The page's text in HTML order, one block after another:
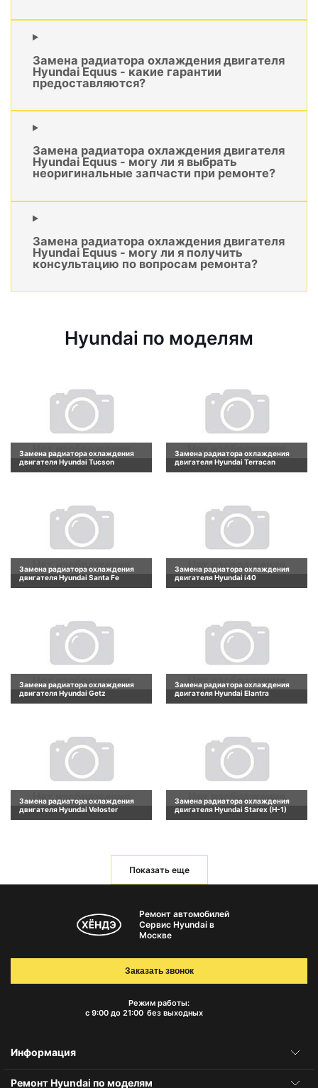
Замена радиатора охлаждения двигателя
Hyundai Equus - какие гарантии
предоставляются?
Замена радиатора охлаждения двигателя
Hyundai Equus - могу ли я выбрать
неоригинальные запчасти при ремонте?
Замена радиатора охлаждения двигателя
Hyundai Equus - могу ли я получить
консультацию по вопросам ремонта?
Hyundai по моделям
Замена радиатора охлаждения
двигателя Hyundai Tucson
Замена радиатора охлаждения
двигателя Hyundai Terracan
Замена радиатора охлаждения
двигателя Hyundai Santa Fe
Замена радиатора охлаждения
двигателя Hyundai i40
Замена радиатора охлаждения
двигателя Hyundai Getz
Замена радиатора охлаждения
двигателя Hyundai Elantra
Замена радиатора охлаждения
двигателя Hyundai Veloster
Замена радиатора охлаждения
двигателя Hyundai Starex (H-1)
Показать еще
Ремонт автомобилей
Сервис Hyundai в
Москве
Режим работы:
с 9:00 до 21:00 без выходных
Заказать звонок
Информация
Ремонт Hyundai по моделям